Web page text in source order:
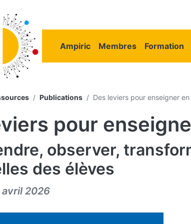
Navigation
Ampiric Membres Formation
Publications Des leviers pour enseigner en
pour
observer,
des élèves
avril 2026